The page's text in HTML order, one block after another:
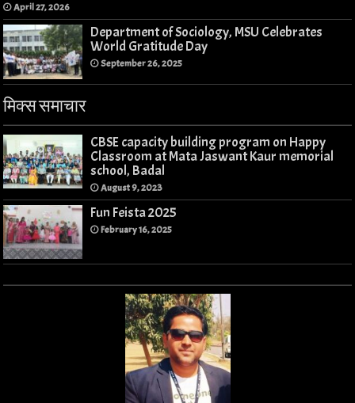
April 27, 2026
Department of Sociology, MSU Celebrates
World Gratitude Day
September 26, 2025
मिक्स समाचार
CBSE capacity building program on Happy
Classroom at Mata Jaswant Kaur memorial
school, Badal
August 9, 2023
Fun Feista 2025
February 16, 2025